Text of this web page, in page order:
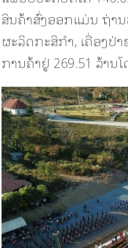
ສິນຄ້າສົ່ງອອກແມ່ນ ຖ່າ
ຜະລິດກະສິກໍາ, ເຄື່ອງປ່
ການຄ້າຢູ່ 269.51 ລ້ານໂ